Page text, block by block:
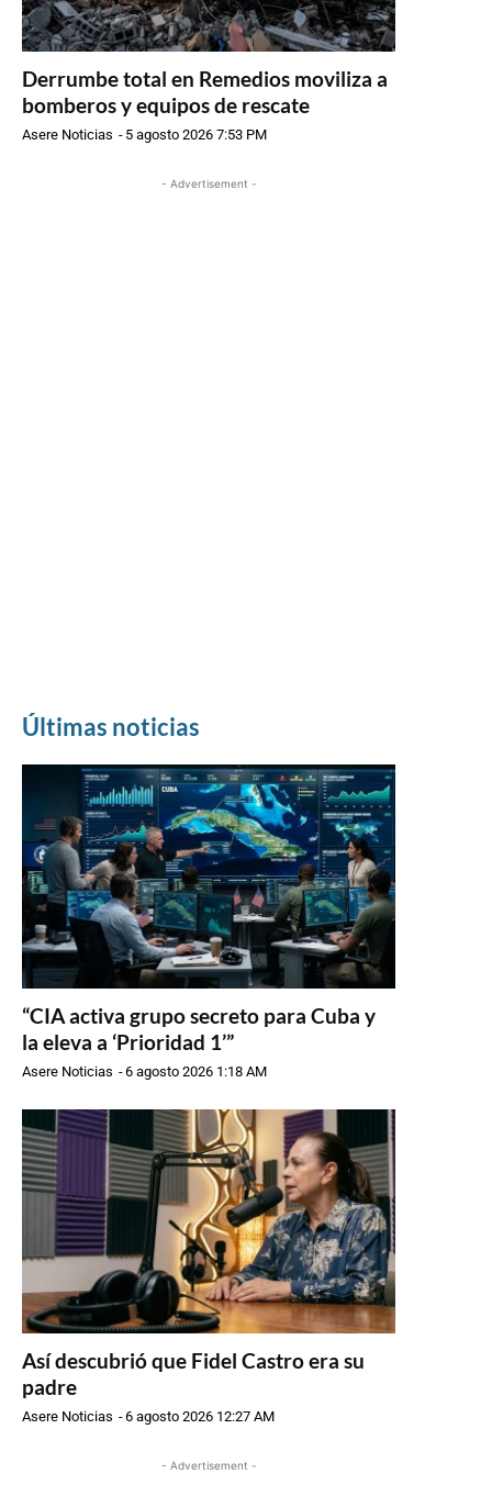
Derrumbe total en Remedios moviliza a
bomberos y equipos de rescate
Asere Noticias - 5 agosto 2026 7:53 PM
- Advertisement -
Últimas noticias
“CIA activa grupo secreto para Cuba y
la eleva a ‘Prioridad 1’”
Asere Noticias -6 agosto 2026 1:18 AM
Así descubrió que Fidel Castro era su
padre
Asere Noticias -6 agosto 2026 12:27 AM
- Advertisement -